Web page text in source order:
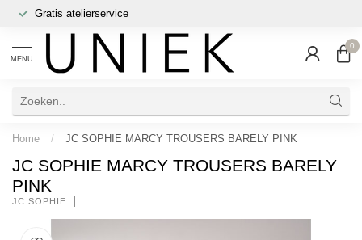
Gratis atelierservice
MENU
0
Home / JC SOPHIE MARCY TROUSERS BARELY PINK
JC SOPHIE MARCY TROUSERS BARELY
PINK
JC SOPHIE